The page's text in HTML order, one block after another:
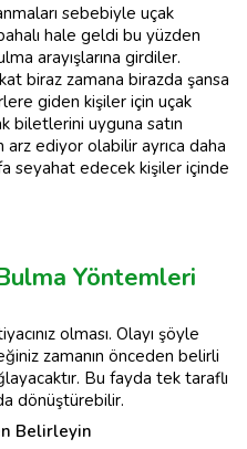
sebebiyle uçak
hale geldi bu yüzden
arayışlarına girdiler.
biraz zamana birazda şansa
giden kişiler için uçak
biletlerini uyguna satın
arz ediyor olabilir ayrıca daha
seyahat edecek kişiler içinde
Yöntemleri
olması. Olayı şöyle
zamanın önceden belirli
Bu fayda tek taraflı
dönüştürebilir.
Belirleyin